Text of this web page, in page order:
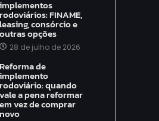
implementos
rodoviários: FINAME,
leasing, consórcio e
outras opções
28 de julho de 2026
Reforma de
implemento
rodoviário: quando
vale a pena reformar
em vez de comprar
novo